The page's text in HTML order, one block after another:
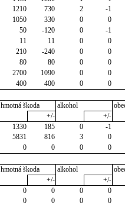
1210 730 2 -1
1050 330 0 0
50 -120 0 -1
11 11 0 0
210 -240 0 0
80 80 0 0
2700 1090 0 0
400 400 0 0
hmotná škoda alkohol
+/- +/-
1330 185 0 -1
5831 816 3 0
0 0 0 0
hmotná škoda alkohol
+/- +/-
0 0 0 0
0 0 0 0